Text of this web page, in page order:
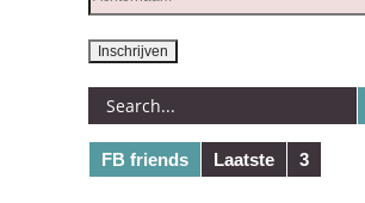
FB friends Laatste 3